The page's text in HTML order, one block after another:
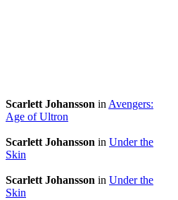
Scarlett Johansson in Avengers:
Age of Ultron
Scarlett Johansson in Under the
Skin
Scarlett Johansson in Under the
Skin